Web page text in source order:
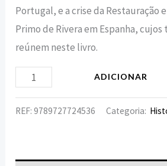
Portugal, e a crise da Restauração
Primo de Rivera em Espanha, cujos
reúnem neste livro.
ADICIONAR
REF:9789727724536 Categoria: